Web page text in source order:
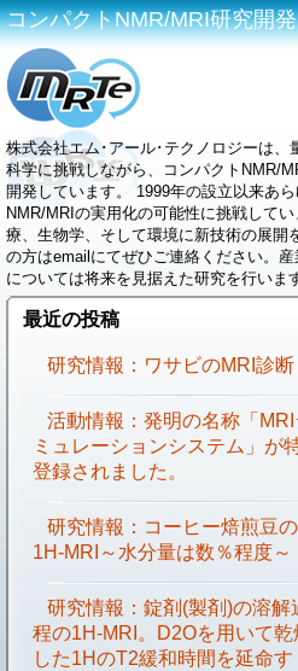
コンパクトNMR/MRI研究開
株式会社エム･アール･テクノロジーは、
科学に挑戦しながら、コンパクトNMR/
開発しています。 1999年の設立以来あら
NMR/MRIの実用化の可能性に挑戦して
療、生物学、そして環境に新技術の展開
の方はemailにてぜひご連絡ください。産
については将来を見据えた研究を行いま
最近の投稿
研究情報：ワサビのMRI診断
活動情報：発明の名称「MRI
ミュレーションシステム」が
登録されました。
研究情報：コーヒー焙煎豆の
1H-MRI～水分量は数％程度～
研究情報：錠剤(製剤)の溶解
程の1H-MRI。D2Oを用いて乾
した1HのT2緩和時間を延命す